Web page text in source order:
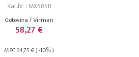
Kat.br. : MX5858
Gotovina / Virman
58,27 €
MPC 64,75 € ( -10% )